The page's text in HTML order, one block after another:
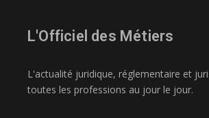
L'Officiel des Métiers
L'actualité juridique, réglementaire et
toutes les professions au jour le jour.